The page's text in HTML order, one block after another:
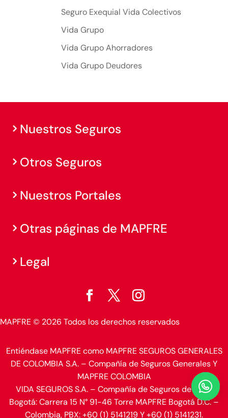
Seguro Exequial Vida Colectivos
Vida Grupo
Vida Grupo Ahorradores
Vida Grupo Deudores
Nuestros Seguros
Otros Seguros
Nuestros Portales
Otras páginas de MAPFRE
Legal
MAPFRE © 2026 Todos los derechos reservados
Entiéndase MAPFRE como MAPFRE SEGUROS GENERALES
DE COLOMBIA S.A. – Compañía de Seguros Generales Y
MAPFRE COLOMBIA
VIDA SEGUROS S.A. – Compañía de Seguros de Vida.
Bogotá: Carrera 15 N° 91-46 Torre MAPFRE Bogotá D.C. –
Colombia, PBX: +60 (1) 5141219 Y +60 (1) 5141231.
